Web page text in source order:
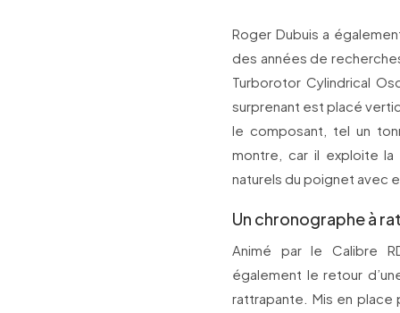
Roger Dubuis a
des années de
Turborotor Cylindrical
surprenant est placé
le composant, tel un
montre, car il exploite
naturels du poignet avec
Un chronographe à
Animé par le Calibre
également le retour
rattrapante. Mis en